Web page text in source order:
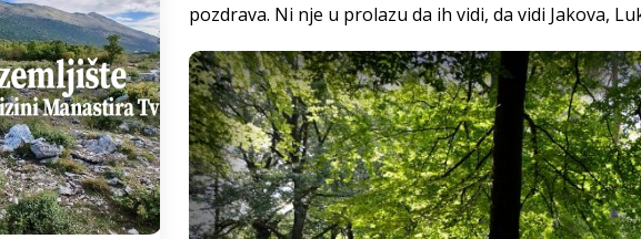
pozdrava. Ni nje u prolazu da ih vidi, da vidi Jakova,